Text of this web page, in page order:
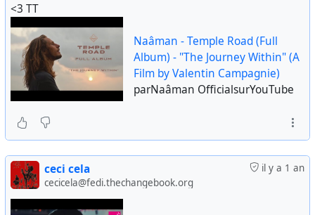
<3 TT
Naâman - Temple Road (Full
Album) - "The Journey Within" (A
Film by Valentin Campagnie)
parNaâman OfficialsurYouTube
il y a 1 an
ceci cela
cecicela@fedi.thechangebook.org